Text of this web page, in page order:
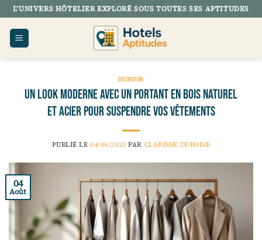
Passer
au
contenu
L’UNIVERS HÔTELIER EXPLORÉ SOUS TOUTES SES APTITUDES
DÉCORATION
Un look moderne avec un portant en bois naturel
et acier pour suspendre vos vêtements
PUBLIÉ LE04/08/2025 PAR CLARISSE DUBOISE
04
Août